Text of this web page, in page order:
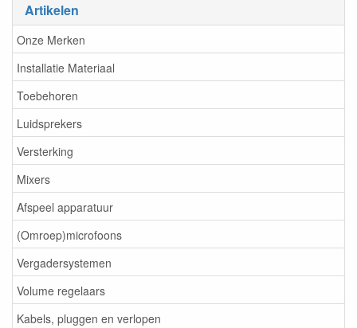
Artikelen
Onze Merken
Installatie Materiaal
Toebehoren
Luidsprekers
Versterking
Mixers
Afspeel apparatuur
(Omroep)microfoons
Vergadersystemen
Volume regelaars
Kabels, pluggen en verlopen